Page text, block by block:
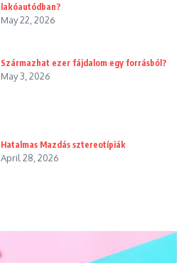
lakóautódban?
May 22, 2026
Származhat ezer fájdalom egy forrásból?
May 3, 2026
Hatalmas Mazdás sztereotípiák
April 28, 2026